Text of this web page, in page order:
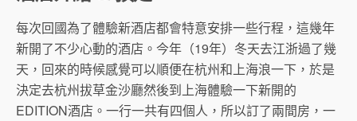
每次回國為了體驗新酒店都會特意安排一些行程，這幾年
新開了不少心動的酒店。今年（19年）冬天去江浙過了幾
天，回來的時候感覺可以順便在杭州和上海浪一下，於是
決定去杭州拔草金沙廳然後到上海體驗一下新開的
EDITION酒店。一行一共有四個人，所以訂了兩間房，一